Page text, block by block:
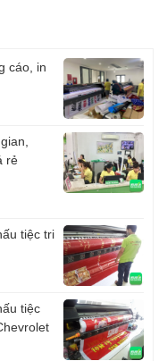
cáo, in
rẻ
tiệc tri
tiệc